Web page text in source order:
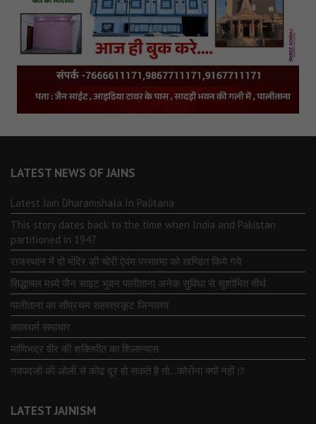
LATEST NEWS OF JAINS
Latest Jain Dharamshala In Palitana
This story dates back to the time when India and Pakistan
partitioned in 1947
राजस्थान में दो मंदिर की चोरी ऐवंम परमात्मा को खण्डित किये गये
सिद्धाचल मध्ये जैन साइट भुवन पालीताना अनेक सुविधा से सुशोभित तीर्थ.
पालीताना का सौप्रथम सहस्त्रकूट जिनालय
कालधर्म समाचार
माणिभद्र वीर की शक्तिपीठ का शिलान्यास
नवपदजी की ओली से कोढ दूर हो सकते है तो…कोरोना क्यों नहीं ⁉️
LATEST JAINISM